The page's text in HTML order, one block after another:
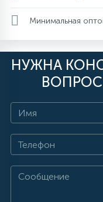
Минимальная
НУЖНА